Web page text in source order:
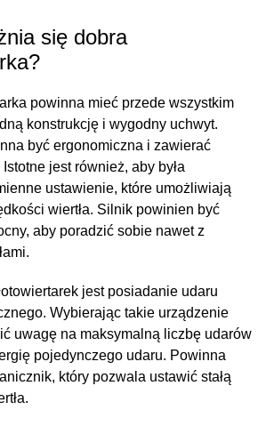
się dobra
powinna mieć przede wszystkim
konstrukcję i wygodny uchwyt.
być ergonomiczna i zawierać
jest również, aby była
ustawienie, które umożliwiają
wiertła. Silnik powinien być
aby poradzić sobie nawet z
jest posiadanie udaru
Wybierając takie urządzenie
uwagę na maksymalną liczbę udarów
pojedynczego udaru. Powinna
który pozwala ustawić stałą